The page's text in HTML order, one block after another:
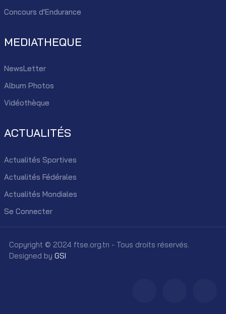
Concours d'Endurance
MEDIATHEQUE
NewsLetter
Album Photos
Vidéothèque
ACTUALITÉS
Actualités Sportives
Actualités Fédérales
Actualités Mondiales
Se Connecter
Copyright © 2024 ftse.org.tn - Tous droits réservés.
Designed by GSI